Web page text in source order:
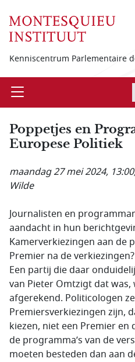
Kenniscentrum Parlementaire
Open
Poppetjes en
Europese Politiek
maandag 27 mei 2024, 13:00
Wilde
Journalisten en
aandacht in hun
Kamerverkiezingen aan de
Premier na de
Een partij die daar
van Pieter Omtzigt dat
afgerekend. Politicologen
Premiersverkiezingen zijn,
kiezen, niet een Premier en
de programma’s van de
moeten besteden dan aan